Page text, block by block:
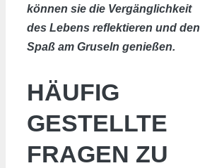
können sie die Vergänglichkeit
des Lebens reflektieren und den
Spaß am Gruseln genießen.
HÄUFIG
GESTELLTE
FRAGEN ZU